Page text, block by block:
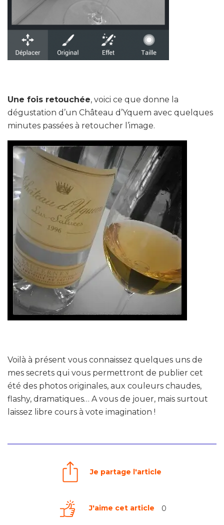
Une fois retouchée, voici ce que donne la
dégustation d’un Château d’Yquem avec quelques
minutes passées à retoucher l’image.
Voilà à présent vous connaissez quelques uns de
mes secrets qui vous permettront de publier cet
été des photos originales, aux couleurs chaudes,
flashy, dramatiques… A vous de jouer, mais surtout
laissez libre cours à vote imagination !
Je partage l'article
J'aime cet article 0